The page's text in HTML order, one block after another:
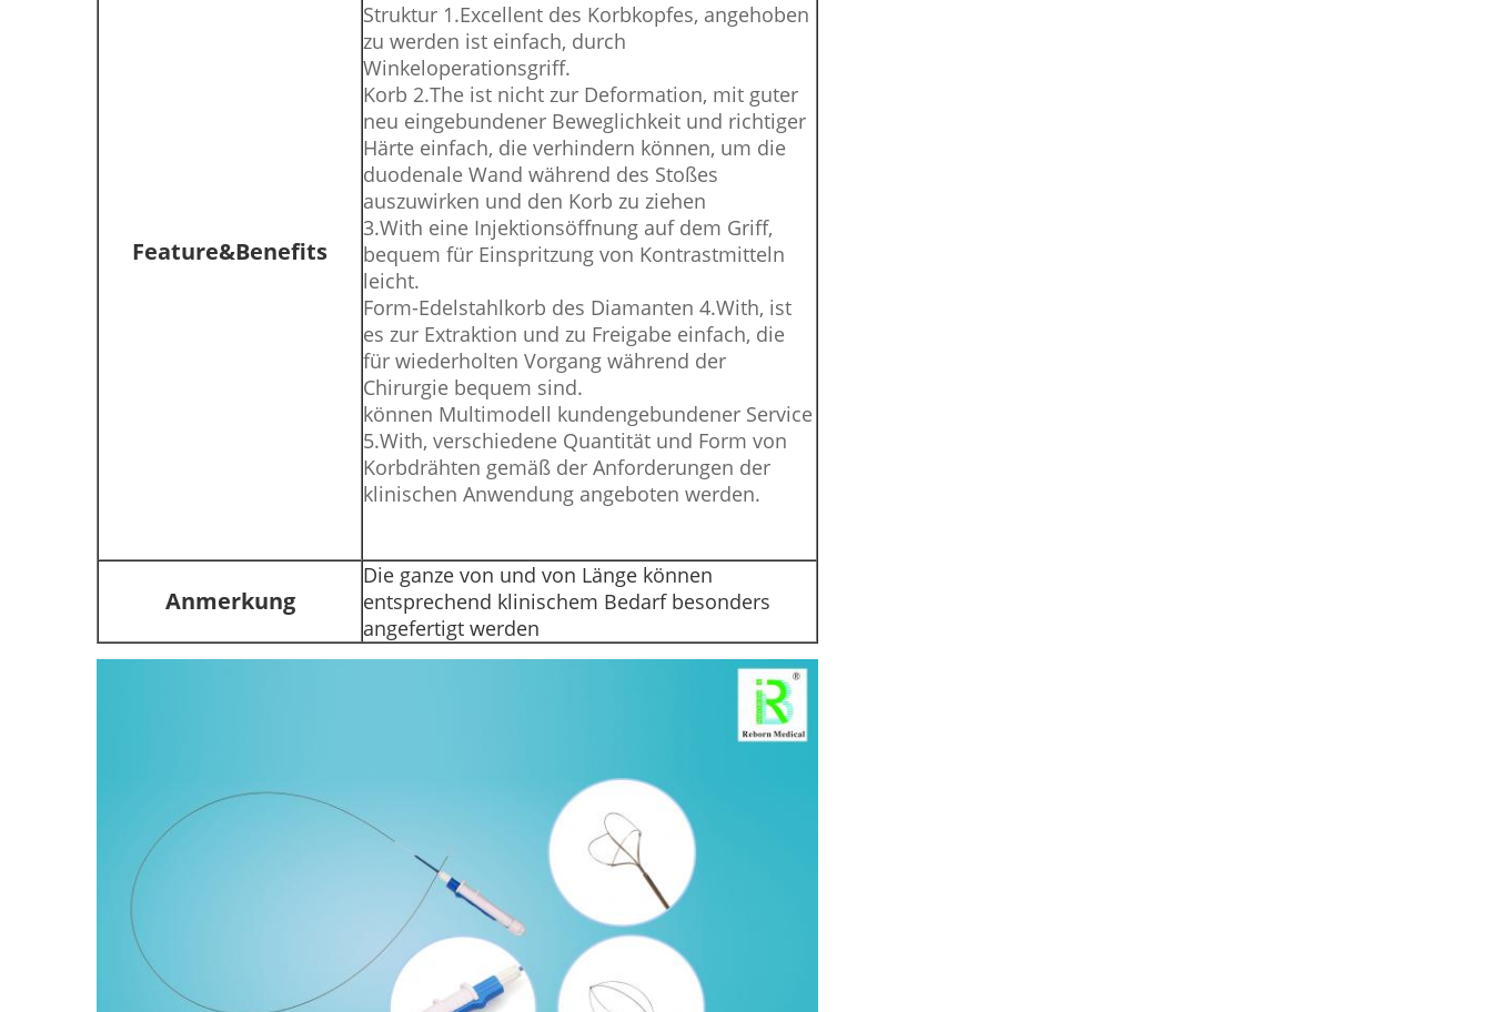
Feature&Benefits
Struktur 1.Excellent des Korbkopfes, angehoben
zu werden ist einfach, durch
Winkeloperationsgriff.
Korb 2.The ist nicht zur Deformation, mit guter
neu eingebundener Beweglichkeit und richtiger
Härte einfach, die verhindern können, um die
duodenale Wand während des Stoßes
auszuwirken und den Korb zu ziehen
3.With eine Injektionsöffnung auf dem Griff,
bequem für Einspritzung von Kontrastmitteln
leicht.
Form-Edelstahlkorb des Diamanten 4.With, ist
es zur Extraktion und zu Freigabe einfach, die
für wiederholten Vorgang während der
Chirurgie bequem sind.
können Multimodell kundengebundener Service
5.With, verschiedene Quantität und Form von
Korbdrähten gemäß der Anforderungen der
klinischen Anwendung angeboten werden.
Anmerkung
Die ganze von und von Länge können
entsprechend klinischem Bedarf besonders
angefertigt werden